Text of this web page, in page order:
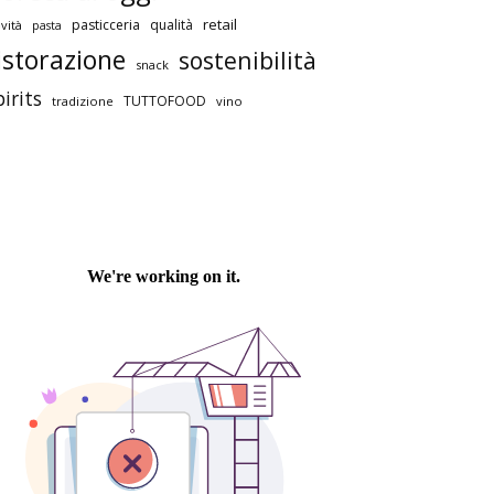
pasta pasticceria qualità retail
snack sostenibilità
tradizione TUTTOFOOD vino